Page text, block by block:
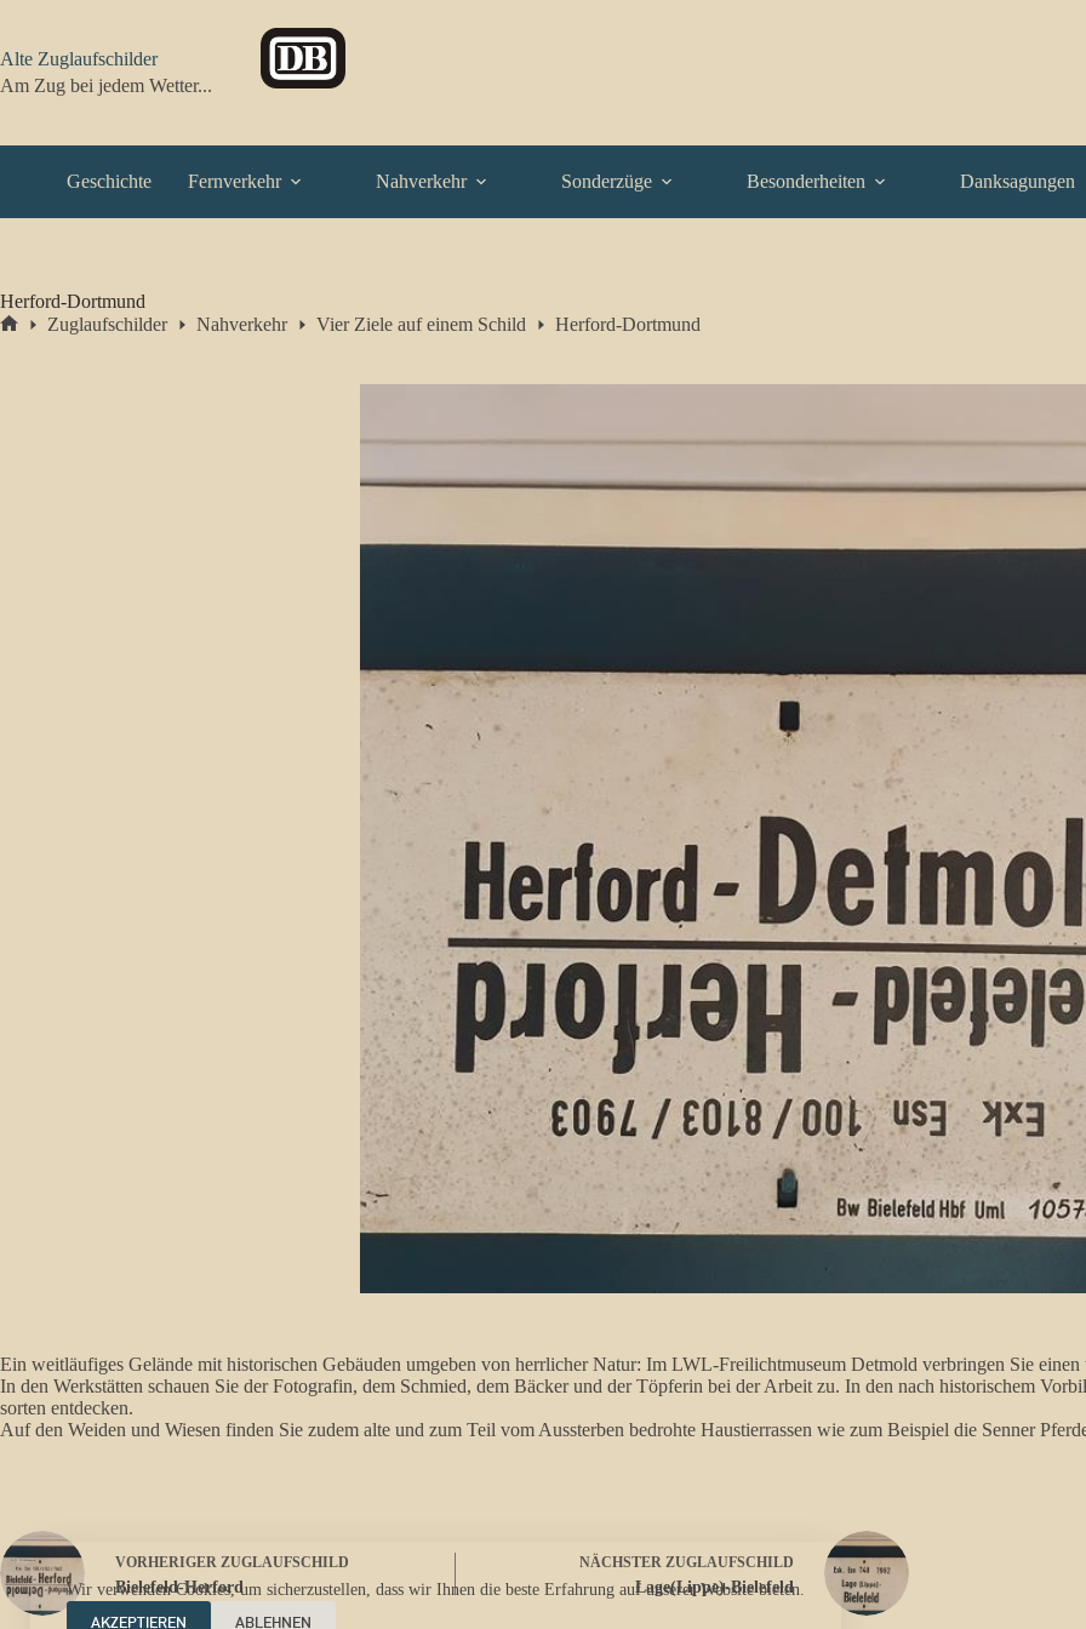
springen
Wir verwenden Cookies, um sicherzustellen, dass wir Ihnen die beste Erfahrung auf unserer Website bieten.
AKZEPTIEREN
ABLEHNEN
Alte Zuglaufschilder
Am Zug bei jedem Wetter...
Geschichte Fernverkehr Nahverkehr Sonderzüge Besonderheiten Danksagungen
Herford-Dortmund
Zuglaufschilder Nahverkehr Vier Ziele auf einem Schild Herford-Dortmund
Ein weitläufiges Gelände mit historischen Gebäuden umgeben von herrlicher Natur: Im LWL-Freilichtmuseum Detmold verbringen Sie
In den Werkstätten schauen Sie der Fotografin, dem Schmied, dem Bäcker und der Töpferin bei der Arbeit zu. In den nach historischem
sorten entdecken.
Auf den Weiden und Wiesen finden Sie zudem alte und zum Teil vom Aussterben bedrohte Haustierrassen wie zum Beispiel die Senner
VORHERIGER ZUGLAUFSCHILD
Bielefeld-Herford
NÄCHSTER ZUGLAUFSCHILD
Lage(Lippe)-Bielefeld